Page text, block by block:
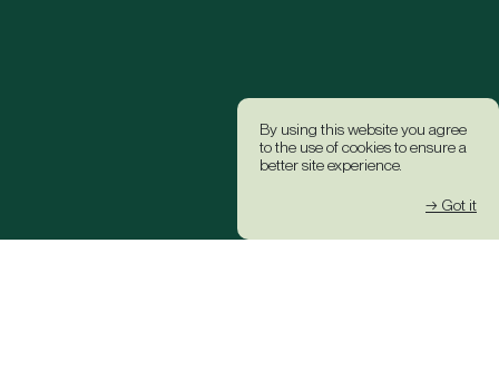
By using this website you agree
to the use of cookies to ensure a
better site experience.
→ Got it